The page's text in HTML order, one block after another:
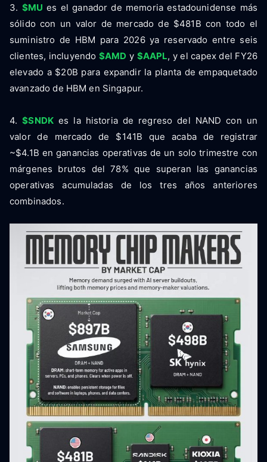
3. $MU es el ganador de memoria estadounidense más
sólido con un valor de mercado de $481B con todo el
suministro de HBM para 2026 ya reservado entre seis
clientes, incluyendo $AMD y $AAPL, y el capex del FY26
elevado a $20B para expandir la planta de empaquetado
avanzado de HBM en Singapur.
4.$SNDK es la historia de regreso del NAND con un
valor de mercado de $141B que acaba de registrar
~$4.1B en ganancias operativas de un solo trimestre con
márgenes brutos del 78% que superan las ganancias
operativas acumuladas de los tres años anteriores
combinados.